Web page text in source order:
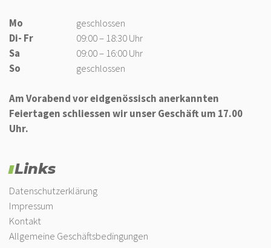
Mo
geschlossen
Di- Fr
09:00 – 18:30 Uhr
Sa
09:00 – 16:00 Uhr
So
geschlossen
Am Vorabend vor eidgenössisch anerkannten
Feiertagen schliessen wir unser Geschäft um 17.00
Uhr.
Links
Datenschutzerklärung
Impressum
Kontakt
Allgemeine Geschäftsbedingungen